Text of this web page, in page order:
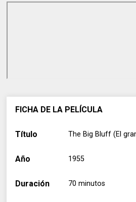
FICHA DE LA PELÍCULA
Título The Big Bluff (El
Año 1955
Duración 70 minutos